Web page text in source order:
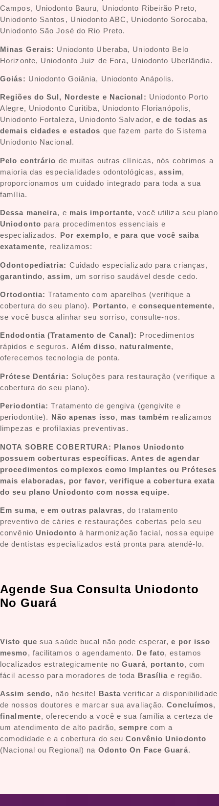
Campos, Uniodonto Bauru, Uniodonto Ribeirão Preto,
Uniodonto Santos, Uniodonto ABC, Uniodonto Sorocaba,
Uniodonto São José do Rio Preto.
Minas Gerais: Uniodonto Uberaba, Uniodonto Belo
Horizonte, Uniodonto Juiz de Fora, Uniodonto Uberlândia.
Goiás: Uniodonto Goiânia, Uniodonto Anápolis.
Regiões do Sul, Nordeste e Nacional: Uniodonto Porto
Alegre, Uniodonto Curitiba, Uniodonto Florianópolis,
Uniodonto Fortaleza, Uniodonto Salvador,e de todas as
demais cidades e estados que fazem parte do Sistema
Uniodonto Nacional.
Pelo contrário de muitas outras clínicas, nós cobrimos a
maioria das especialidades odontológicas,assim,
proporcionamos um cuidado integrado para toda a sua
família.
Dessa maneira, e mais importante, você utiliza seu plano
Uniodonto para procedimentos essenciais e
especializados. Por exemplo, e para que você saiba
exatamente, realizamos:
Odontopediatria: Cuidado especializado para crianças,
garantindo,assim, um sorriso saudável desde cedo.
Ortodontia: Tratamento com aparelhos (verifique a
cobertura do seu plano). Portanto, e consequentemente,
se você busca alinhar seu sorriso, consulte-nos.
Endodontia (Tratamento de Canal): Procedimentos
rápidos e seguros. Além disso, naturalmente,
oferecemos tecnologia de ponta.
Prótese Dentária: Soluções para restauração (verifique a
cobertura do seu plano).
Periodontia: Tratamento de gengiva (gengivite e
periodontite). Não apenas isso, mas também realizamos
limpezas e profilaxias preventivas.
NOTA SOBRE COBERTURA: Planos Uniodonto
possuem coberturas específicas. Antes de agendar
procedimentos complexos como Implantes ou Próteses
mais elaboradas, por favor, verifique a cobertura exata
do seu plano Uniodonto com nossa equipe.
Em suma, eem outras palavras, do tratamento
preventivo de cáries e restaurações cobertas pelo seu
convênio Uniodonto à harmonização facial, nossa equipe
de dentistas especializados está pronta para atendê-lo.
Agende Sua Consulta Uniodonto
No Guará
Visto que sua saúde bucal não pode esperar,e por isso
mesmo, facilitamos o agendamento. De fato, estamos
localizados estrategicamente noGuará, portanto, com
fácil acesso para moradores de toda Brasília e região.
Assim sendo, não hesite! Basta verificar a disponibilidade
de nossos doutores e marcar sua avaliação.Concluímos,
finalmente, oferecendo a você e sua família a certeza de
um atendimento de alto padrão,sempre com a
comodidade e a cobertura do seuConvênio Uniodonto
(Nacional ou Regional) na Odonto On Face Guará.